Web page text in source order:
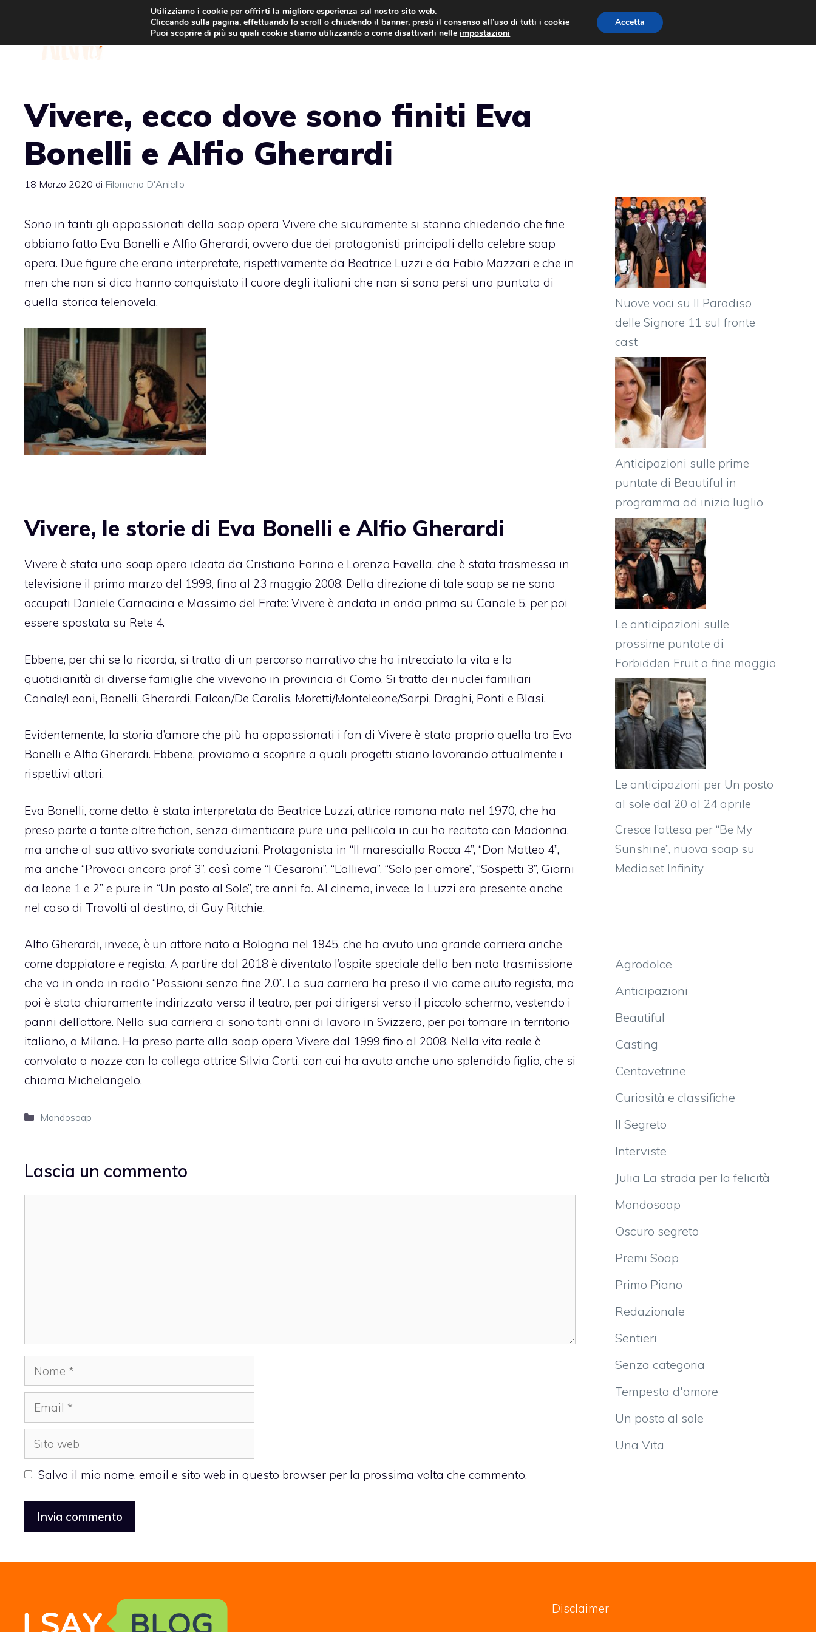
contenuto
ANTICIPAZIONI CENTOVETRINE BEAUTIFUL
Vivere, ecco dove sono finiti Eva
Bonelli e Alfio Gherardi
18 Marzo 2020 di Filomena D'Aniello
Sono in tanti gli appassionati della soap opera Vivere che sicuramente si stanno chiedendo che fine
abbiano fatto Eva Bonelli e Alfio Gherardi, ovvero due dei protagonisti principali della celebre soap
opera. Due figure che erano interpretate, rispettivamente da Beatrice Luzzi e da Fabio Mazzari e che in
men che non si dica hanno conquistato il cuore degli italiani che non si sono persi una puntata di
quella storica telenovela.
Vivere, le storie di Eva Bonelli e Alfio Gherardi
Vivere è stata una soap opera ideata da Cristiana Farina e Lorenzo Favella, che è stata trasmessa in
televisione il primo marzo del 1999, fino al 23 maggio 2008. Della direzione di tale soap se ne sono
occupati Daniele Carnacina e Massimo del Frate: Vivere è andata in onda prima su Canale 5, per poi
essere spostata su Rete 4.
Ebbene, per chi se la ricorda, si tratta di un percorso narrativo che ha intrecciato la vita e la
quotidianità di diverse famiglie che vivevano in provincia di Como. Si tratta dei nuclei familiari
Canale/Leoni, Bonelli, Gherardi, Falcon/De Carolis, Moretti/Monteleone/Sarpi, Draghi, Ponti e Blasi.
Evidentemente, la storia d’amore che più ha appassionati i fan di Vivere è stata proprio quella tra Eva
Bonelli e Alfio Gherardi. Ebbene, proviamo a scoprire a quali progetti stiano lavorando attualmente i
rispettivi attori.
Eva Bonelli, come detto, è stata interpretata da Beatrice Luzzi, attrice romana nata nel 1970, che ha
preso parte a tante altre fiction, senza dimenticare pure una pellicola in cui ha recitato con Madonna,
ma anche al suo attivo svariate conduzioni. Protagonista in “Il maresciallo Rocca 4”, “Don Matteo 4”,
ma anche “Provaci ancora prof 3”, così come “I Cesaroni”, “L’allieva”, “Solo per amore”, “Sospetti 3”, Giorni
da leone 1 e 2” e pure in “Un posto al Sole”, tre anni fa. Al cinema, invece, la Luzzi era presente anche
nel caso di Travolti al destino, di Guy Ritchie.
Alfio Gherardi, invece, è un attore nato a Bologna nel 1945, che ha avuto una grande carriera anche
come doppiatore e regista. A partire dal 2018 è diventato l’ospite speciale della ben nota trasmissione
che va in onda in radio “Passioni senza fine 2.0”. La sua carriera ha preso il via come aiuto regista, ma
poi è stata chiaramente indirizzata verso il teatro, per poi dirigersi verso il piccolo schermo, vestendo i
panni dell’attore. Nella sua carriera ci sono tanti anni di lavoro in Svizzera, per poi tornare in territorio
italiano, a Milano. Ha preso parte alla soap opera Vivere dal 1999 fino al 2008. Nella vita reale è
convolato a nozze con la collega attrice Silvia Corti, con cui ha avuto anche uno splendido figlio, che si
chiama Michelangelo.
Categorie
Mondosoap
Lascia un commento
Nome
Email
Sito
web
Salva il mio nome, email e sito web in questo browser per la prossima volta che commento.
Nuove voci su Il Paradiso
delle Signore 11 sul fronte
cast
Anticipazioni sulle prime
puntate di Beautiful in
programma ad inizio luglio
Le anticipazioni sulle
prossime puntate di
Forbidden Fruit a fine maggio
Le anticipazioni per Un posto
al sole dal 20 al 24 aprile
Cresce l’attesa per “Be My
Sunshine”, nuova soap su
Mediaset Infinity
Agrodolce
Anticipazioni
Beautiful
Casting
Centovetrine
Curiosità e classifiche
Il Segreto
Interviste
Julia La strada per la felicità
Mondosoap
Oscuro segreto
Premi Soap
Primo Piano
Redazionale
Sentieri
Senza categoria
Tempesta d'amore
Un posto al sole
Una Vita
Disclaimer
Utilizziamo i cookie per offrirti la migliore esperienza sul nostro sito web.
Cliccando sulla pagina, effettuando lo scroll o chiudendo il banner, presti il consenso all’uso di tutti i cookie
Puoi scoprire di più su quali cookie stiamo utilizzando o come disattivarli nelleimpostazioni
Accetta